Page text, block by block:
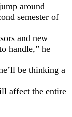
around
semester of
and new
handle,” he
be thinking a
affect the entire